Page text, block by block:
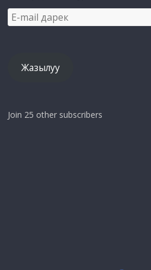
E-
mail
Жазылуу
Join 25 other subscribers